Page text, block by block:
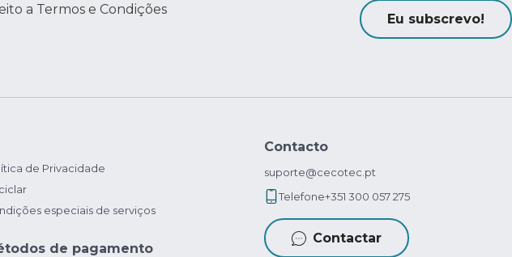
a Termos e Condições
Eu subscrevo!
de Privacidade
especiais de serviços
de pagamento
Contacto
suporte@cecotec.pt
Telefone+351 300 057 275
Contactar